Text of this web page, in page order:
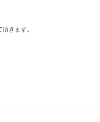
きます。
年Canva:2年